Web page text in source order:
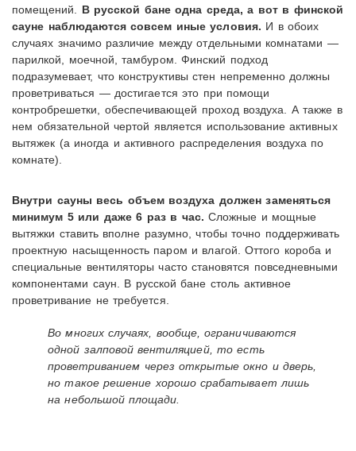
помещений.
В русской бане одна среда, а вот в финской
сауне наблюдаются совсем иные условия. И в обоих
случаях значимо различие между отдельными комнатами —
парилкой, моечной, тамбуром. Финский подход
подразумевает, что конструктивы стен непременно должны
проветриваться — достигается это при помощи
контробрешетки, обеспечивающей проход воздуха. А также в
нем обязательной чертой является использование активных
вытяжек (а иногда и активного распределения воздуха по
комнате).
Внутри сауны весь объем воздуха должен заменяться
минимум 5 или даже 6 раз в час.Сложные и мощные
вытяжки ставить вполне разумно, чтобы точно поддерживать
проектную насыщенность паром и влагой. Оттого короба и
специальные вентиляторы часто становятся повседневными
компонентами саун. В русской бане столь активное
проветривание не требуется.
Во многих случаях, вообще, ограничиваются
одной залповой вентиляцией, то есть
проветриванием через открытые окно и дверь,
но такое решение хорошо срабатывает лишь
на небольшой площади.